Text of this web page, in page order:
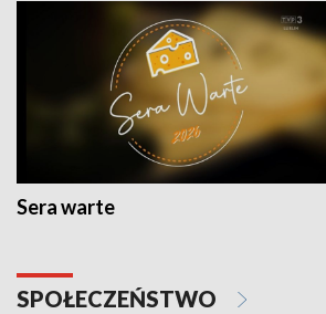
Sera warte
SPOŁECZEŃSTWO